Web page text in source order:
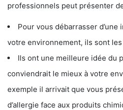
professionnels peut présenter
Pour vous débarrasser
votre environnement, ils sont
Ils ont une meilleure idée du
conviendrait le mieux à votre
exemple il arrivait que vous
d’allergie face aux produits